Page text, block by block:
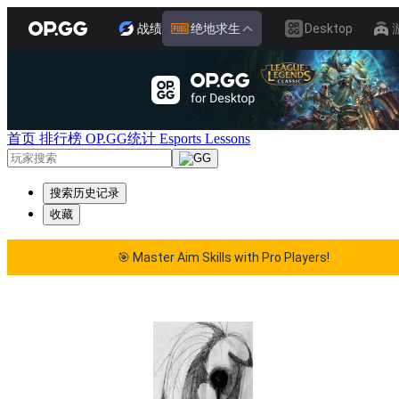
战绩 绝地求生 Desktop
首页 排行榜 OP.GG统计 Esports Lessons
搜索历史记录
收藏
🎯 Master Aim Skills with Pro Players!